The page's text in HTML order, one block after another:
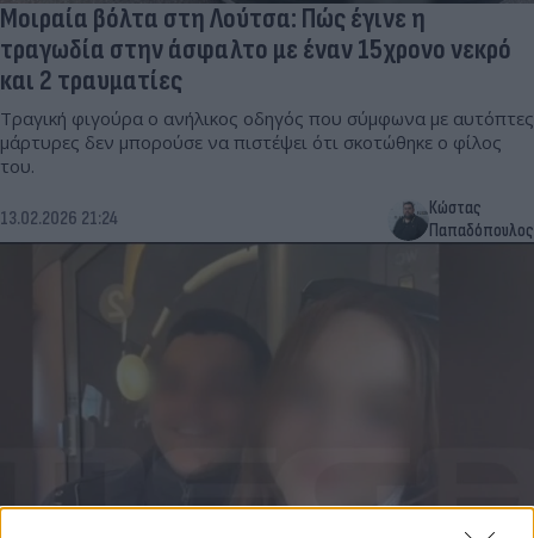
Μοιραία βόλτα στη Λούτσα: Πώς έγινε η
τραγωδία στην άσφαλτο με έναν 15χρονο νεκρό
και 2 τραυματίες
Τραγική φιγούρα ο ανήλικος οδηγός που σύμφωνα με αυτόπτες
μάρτυρες δεν μπορούσε να πιστέψει ότι σκοτώθηκε ο φίλος
του.
13.02.2026 21:24
Κώστας
Παπαδόπουλος